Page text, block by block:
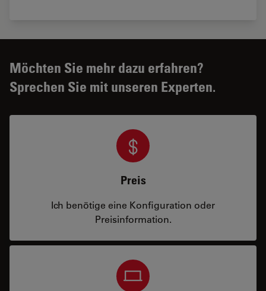
Möchten Sie mehr dazu erfahren?
Sprechen Sie mit unseren Experten.
Preis
Ich benötige eine Konfiguration oder
Preisinformation.